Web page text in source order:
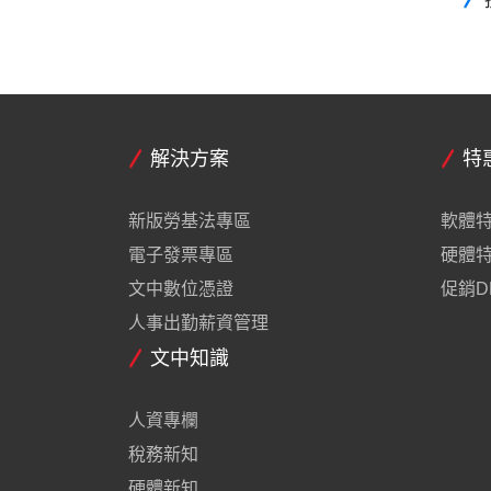
解決方案
新版勞基法專區
電子發票專區
文中數位憑證
人事出勤薪資管理
特
軟體
硬體
促銷
文中知識
人資專欄
稅務新知